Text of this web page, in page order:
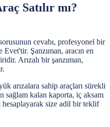
Satılır mı?
sorusunun cevabı, profesyonel bir
Evet'tir. Şanzıman, aracın en
Arızalı bir şanzıman,
arızalara sahip araçları sürekli
sağlam kalan kaporta, iç aksam
size adil bir teklif